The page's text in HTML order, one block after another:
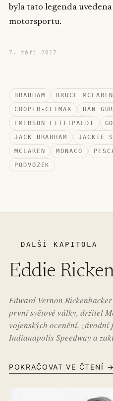
byla tato legenda
motorsportu.
7. září 2017
BRABHAM BRUCE MCLAREN
COOPER-CLIMAX
DAN
EMERSON FITTIPALDI
JACK BRABHAM
JACKIE
MCLAREN
MONACO
PODVOZEK
DALŠÍ KAPITOLA
Eddie
Edward Vernon
první světové války, držitel
vojenských ocenění,
Indianapolis Speedway a
POKRAČOVAT VE ČTENÍ →